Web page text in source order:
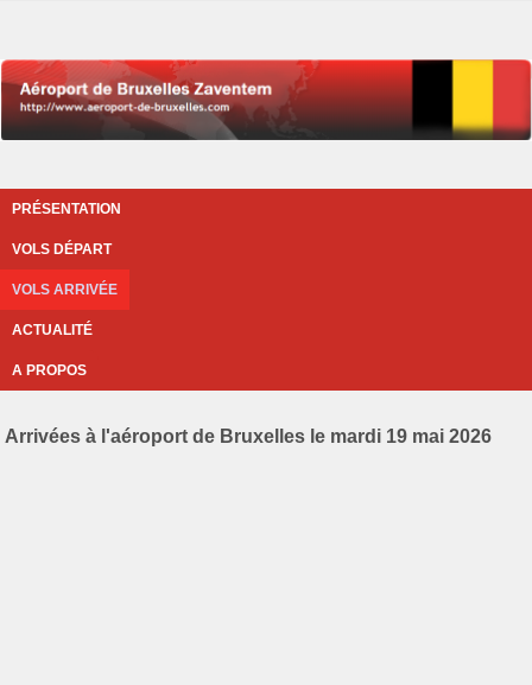
PRÉSENTATION
VOLS DÉPART
VOLS ARRIVÉE
ACTUALITÉ
A PROPOS
Arrivées à l'aéroport de Bruxelles le mardi 19 mai 2026